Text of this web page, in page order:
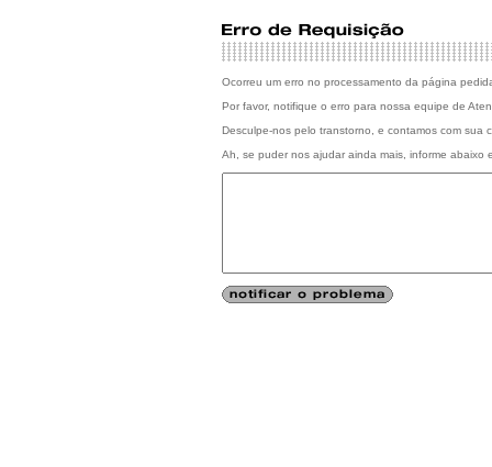
Ocorreu um erro no processamento da página
Por favor, notifique o erro para nossa equipe de
Desculpe-nos pelo transtorno, e contamos com sua
Ah, se puder nos ajudar ainda mais, informe abaixo